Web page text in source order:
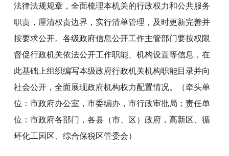
法律法规规章，全面梳理本机关的行政权力和公共服务
职责，厘清权责边界，实行清单管理，及时更新完善并
按要求公开。各级政府信息公开工作主管部门要按权限
督促行政机关依法公开工作职能、机构设置等信息，在
此基础上组织编写本级政府行政机关机构职能目录并向
社会公开，全面展现政府机构权力配置情况。（牵头单
位：市政府办公室，市委编办，市行政审批局；责任单
位：市政府各部门，各县（市、区）政府，高新区、循
环化工园区、综合保税区管委会）